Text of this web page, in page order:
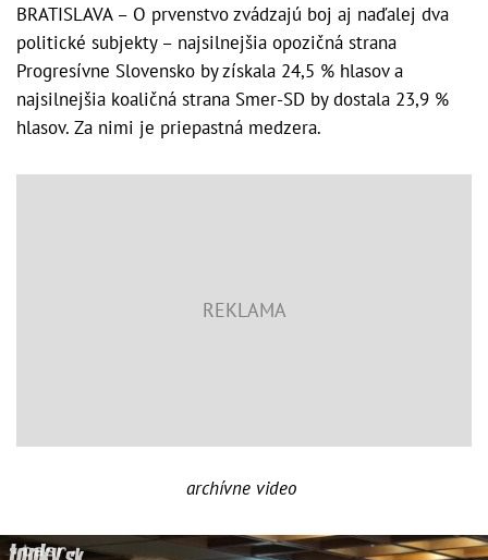
BRATISLAVA – O prvenstvo zvádzajú boj aj naďalej dva
politické subjekty – najsilnejšia opozičná strana
Progresívne Slovensko by získala 24,5 % hlasov a
najsilnejšia koaličná strana Smer-SD by dostala 23,9 %
hlasov. Za nimi je priepastná medzera.
archívne video